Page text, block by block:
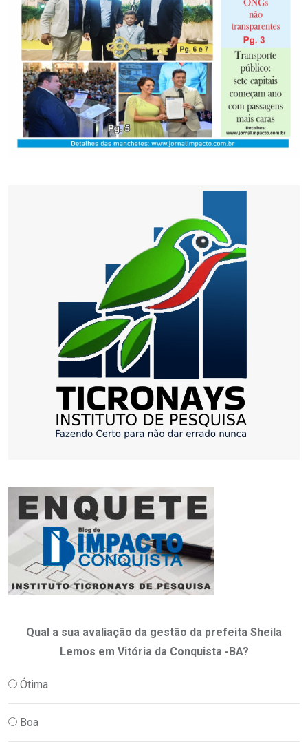
Qual a sua avaliação da gestão da prefeita Sheila
Lemos em Vitória da Conquista -BA?
Ótima
Boa